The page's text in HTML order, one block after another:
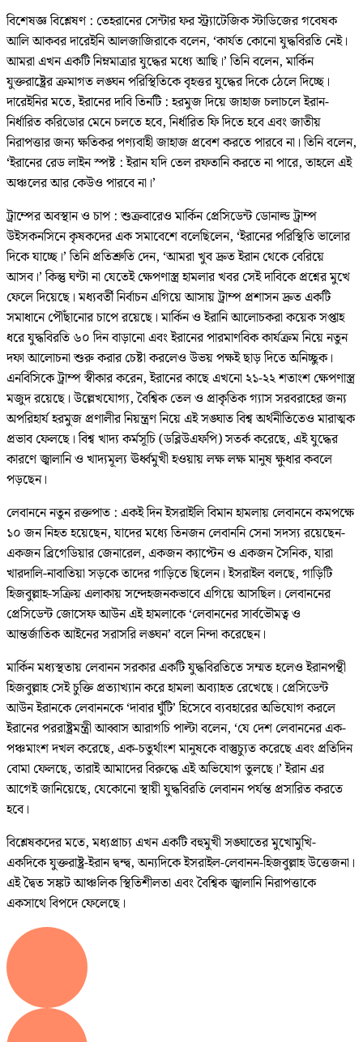
বিশেষজ্ঞ বিশ্লেষণ : তেহরানের সেন্টার ফর স্ট্র্যাটেজিক স্টাডিজের গবেষক
আলি আকবর দারেইনি আলজাজিরাকে বলেন, ‘কার্যত কোনো যুদ্ধবিরতি নেই।
আমরা এখন একটি নিম্নমাত্রার যুদ্ধের মধ্যে আছি।’ তিনি বলেন, মার্কিন
যুক্তরাষ্ট্রের ক্রমাগত লঙ্ঘন পরিস্থিতিকে বৃহত্তর যুদ্ধের দিকে ঠেলে দিচ্ছে।
দারেইনির মতে, ইরানের দাবি তিনটি : হরমুজ দিয়ে জাহাজ চলাচলে ইরান-
নির্ধারিত করিডোর মেনে চলতে হবে, নির্ধারিত ফি দিতে হবে এবং জাতীয়
নিরাপত্তার জন্য ক্ষতিকর পণ্যবাহী জাহাজ প্রবেশ করতে পারবে না। তিনি বলেন,
‘ইরানের রেড লাইন স্পষ্ট : ইরান যদি তেল রফতানি করতে না পারে, তাহলে এই
অঞ্চলের আর কেউও পারবে না।’
ট্রাম্পের অবস্থান ও চাপ : শুক্রবারেও মার্কিন প্রেসিডেন্ট ডোনাল্ড ট্রাম্প
উইসকনসিনে কৃষকদের এক সমাবেশে বলেছিলেন, ‘ইরানের পরিস্থিতি ভালোর
দিকে যাচ্ছে।’ তিনি প্রতিশ্রুতি দেন, ‘আমরা খুব দ্রুত ইরান থেকে বেরিয়ে
আসব।’ কিন্তু ঘণ্টা না যেতেই ক্ষেপণাস্ত্র হামলার খবর সেই দাবিকে প্রশ্নের মুখে
ফেলে দিয়েছে। মধ্যবর্তী নির্বাচন এগিয়ে আসায় ট্রাম্প প্রশাসন দ্রুত একটি
সমাধানে পৌঁছানোর চাপে রয়েছে। মার্কিন ও ইরানি আলোচকরা কয়েক সপ্তাহ
ধরে যুদ্ধবিরতি ৬০ দিন বাড়ানো এবং ইরানের পারমাণবিক কার্যক্রম নিয়ে নতুন
দফা আলোচনা শুরু করার চেষ্টা করলেও উভয় পক্ষই ছাড় দিতে অনিচ্ছুক।
এনবিসিকে ট্রাম্প স্বীকার করেন, ইরানের কাছে এখনো ২১-২২ শতাংশ ক্ষেপণাস্ত্র
মজুদ রয়েছে। উল্লেখযোগ্য, বৈশ্বিক তেল ও প্রাকৃতিক গ্যাস সরবরাহের জন্য
অপরিহার্য হরমুজ প্রণালীর নিয়ন্ত্রণ নিয়ে এই সঙ্ঘাত বিশ্ব অর্থনীতিতেও মারাত্মক
প্রভাব ফেলছে। বিশ্ব খাদ্য কর্মসূচি (ডব্লিউএফপি) সতর্ক করেছে, এই যুদ্ধের
কারণে জ্বালানি ও খাদ্যমূল্য ঊর্ধ্বমুখী হওয়ায় লক্ষ লক্ষ মানুষ ক্ষুধার কবলে
পড়ছেন।
লেবাননে নতুন রক্তপাত : একই দিন ইসরাইলি বিমান হামলায় লেবাননে কমপক্ষে
১০ জন নিহত হয়েছেন, যাদের মধ্যে তিনজন লেবাননি সেনা সদস্য রয়েছেন-
একজন ব্রিগেডিয়ার জেনারেল, একজন ক্যাপ্টেন ও একজন সৈনিক, যারা
খারদালি-নাবাতিয়া সড়কে তাদের গাড়িতে ছিলেন। ইসরাইল বলছে, গাড়িটি
হিজবুল্লাহ-সক্রিয় এলাকায় সন্দেহজনকভাবে এগিয়ে আসছিল। লেবাননের
প্রেসিডেন্ট জোসেফ আউন এই হামলাকে ‘লেবাননের সার্বভৌমত্ব ও
আন্তর্জাতিক আইনের সরাসরি লঙ্ঘন’ বলে নিন্দা করেছেন।
মার্কিন মধ্যস্থতায় লেবানন সরকার একটি যুদ্ধবিরতিতে সম্মত হলেও ইরানপন্থী
হিজবুল্লাহ সেই চুক্তি প্রত্যাখ্যান করে হামলা অব্যাহত রেখেছে। প্রেসিডেন্ট
আউন ইরানকে লেবাননকে ‘দাবার ঘুঁটি’ হিসেবে ব্যবহারের অভিযোগ করলে
ইরানের পররাষ্ট্রমন্ত্রী আব্বাস আরাগচি পাল্টা বলেন, ‘যে দেশ লেবাননের এক-
পঞ্চমাংশ দখল করেছে, এক-চতুর্থাংশ মানুষকে বাস্তুচ্যুত করেছে এবং প্রতিদিন
বোমা ফেলছে, তারাই আমাদের বিরুদ্ধে এই অভিযোগ তুলছে।’ ইরান এর
আগেই জানিয়েছে, যেকোনো স্থায়ী যুদ্ধবিরতি লেবানন পর্যন্ত প্রসারিত করতে
হবে।
বিশ্লেষকদের মতে, মধ্যপ্রাচ্য এখন একটি বহুমুখী সঙ্ঘাতের মুখোমুখি-
একদিকে যুক্তরাষ্ট্র-ইরান দ্বন্দ্ব, অন্যদিকে ইসরাইল-লেবানন-হিজবুল্লাহ উত্তেজনা।
এই দ্বৈত সঙ্কট আঞ্চলিক স্থিতিশীলতা এবং বৈশ্বিক জ্বালানি নিরাপত্তাকে
একসাথে বিপদে ফেলেছে।